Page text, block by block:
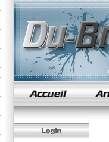
samples